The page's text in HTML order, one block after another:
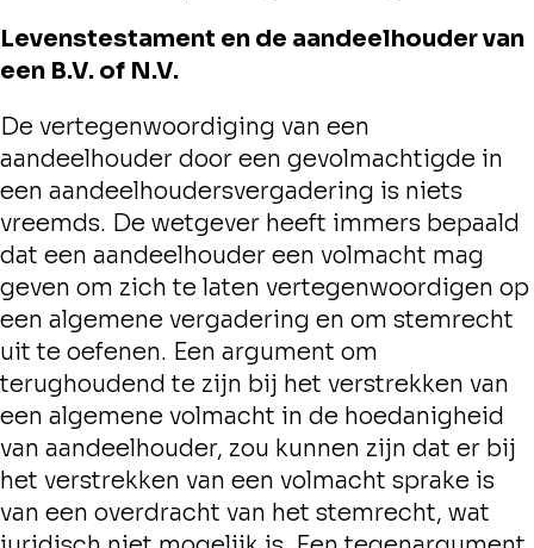
Levenstestament en de aandeelhouder van
een B.V. of N.V.
De vertegenwoordiging van een
aandeelhouder door een gevolmachtigde in
een aandeelhoudersvergadering is niets
vreemds. De wetgever heeft immers bepaald
dat een aandeelhouder een volmacht mag
geven om zich te laten vertegenwoordigen op
een algemene vergadering en om stemrecht
uit te oefenen. Een argument om
terughoudend te zijn bij het verstrekken van
een algemene volmacht in de hoedanigheid
van aandeelhouder, zou kunnen zijn dat er bij
het verstrekken van een volmacht sprake is
van een overdracht van het stemrecht, wat